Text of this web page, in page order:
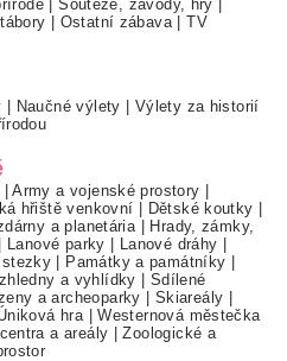
|Soutěže, závody, hry
Ostatní zábava |TV
Naučné výlety
Výlety za historií
|Army a vojenské prostory
hřiště venkovní Dětské koutky
a planetária
Hrady, zámky,
Lanové parky Lanové dráhy
stezky Památky a památníky
a vyhlídky
Sdílené
a archeoparky Skiareály
hra |Westernová městečka
a areály |Zoologické a